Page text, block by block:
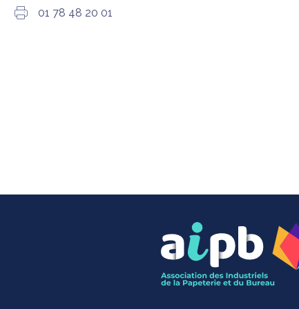
01 78 48 20 01